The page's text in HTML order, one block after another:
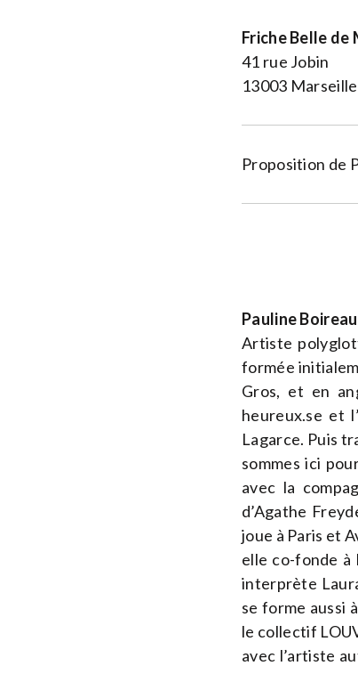
Friche Belle de
41 rue Jobin
13003 Marseille
Proposition de
Pauline Boireau
Artiste
formée
Gros, et en
heureux.se et
Lagarce. Puis
sommes ici
avec la
d’Agathe
joue à Paris et
elle co-fonde à
interprète
se forme aussi
le collectif
avec l’artiste